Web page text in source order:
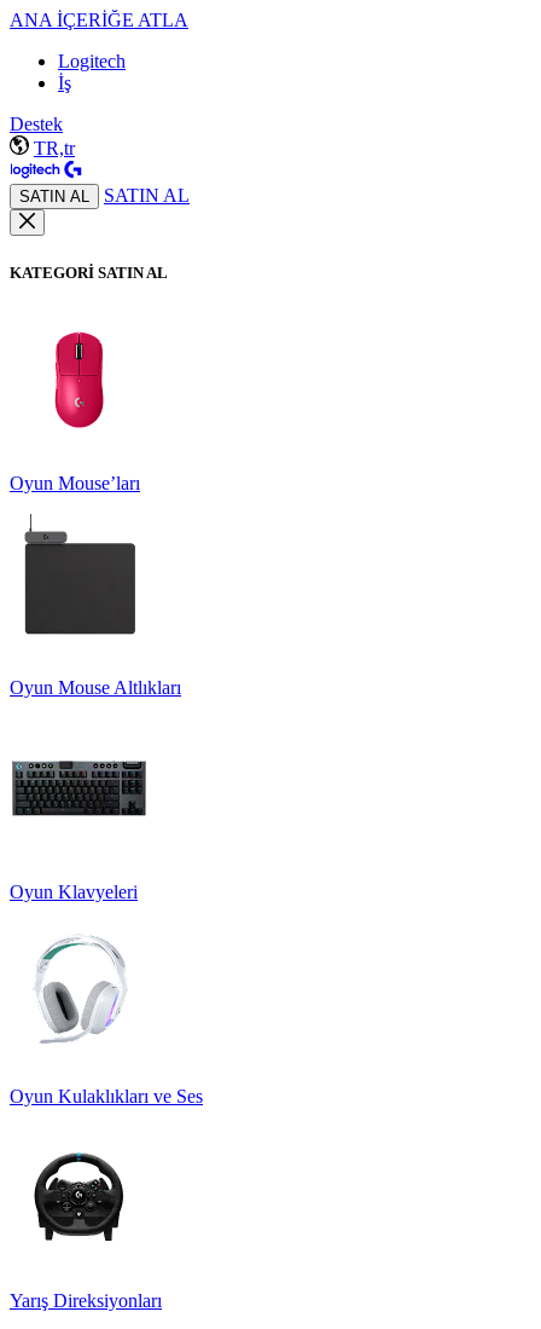
ANA İÇERİĞE ATLA
Logitech
İş
Destek
TR,tr
SATIN AL SATIN AL
KATEGORİ SATIN AL
Oyun Mouse’ları
Oyun Mouse Altlıkları
Oyun Klavyeleri
Oyun Kulaklıkları ve Ses
Yarış Direksiyonları